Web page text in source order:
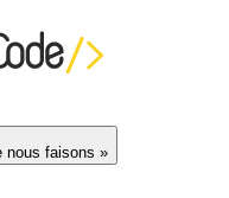
nous faisons »